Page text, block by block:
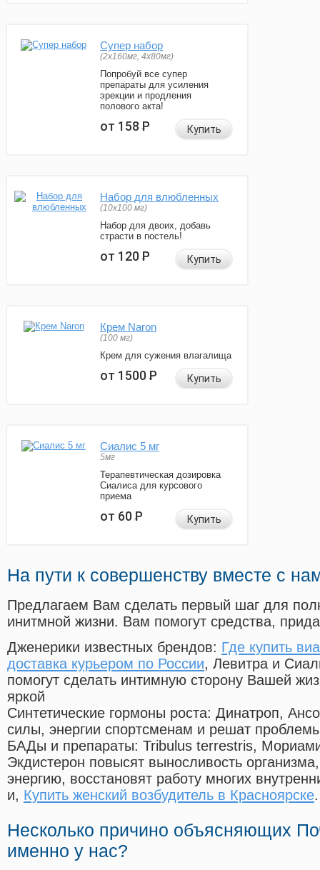
Супер набор
(2х160мг, 4х80мг)
Попробуй все супер
препараты для усиления
эрекции и продления
полового акта!
от 158Р Купить
Набор для влюбленных
(10х100 мг)
Набор для двоих, добавь
страсти в постель!
от 120Р Купить
Крем Naron
(100 мг)
Крем для сужения влагалища
от 1500Р Купить
Сиалис 5 мг
5мг
Терапевтическая дозировка
Сиалиса для курсового
приема
от 60Р Купить
На пути к совершенству вместе с
Предлагаем Вам сделать первый шаг для
инитмной жизни. Вам помогут средства,
Дженерики известных брендов: Где купить
доставка курьером по России, Левитра и
помогут сделать интимную сторону Вашей
яркой
Синтетические гормоны роста: Динатроп,
силы, энергии спортсменам и решат
БАДы и препараты: Tribulus terrestris,
Экдистерон повысят выносливость
энергию, восстановят работу многих
и, Купить женский возбудитель в Красноярске.
Несколько причино объясняющих
именно у нас?